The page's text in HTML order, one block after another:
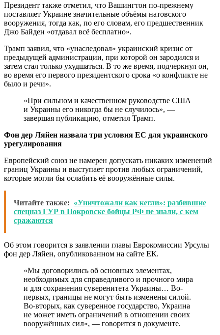
Президент также отметил, что Вашингтон по-прежнему
поставляет Украине значительные объёмы натовского
вооружения, тогда как, по его словам, его предшественник
Джо Байден «отдавал всё бесплатно».
Трамп заявил, что «унаследовал» украинский кризис от
предыдущей администрации, при которой он зародился и
затем стал только ухудшаться. В то же время, подчеркнул он,
во время его первого президентского срока «о конфликте не
было и речи».
«При сильном и качественном руководстве США
и Украины его никогда бы не случилось», —
завершая публикацию, отметил Трамп.
Фон дер Ляйен назвала три условия ЕС для украинского
урегулирования
Европейский союз не намерен допускать никаких изменений
границ Украины и выступает против любых ограничений,
которые могли бы ослабить её вооружённые силы.
Читайте также: «Уничтожали как кегли»: разбившие
спецназ ГУР в Покровске бойцы РФ не знали, с кем
сражаются
Об этом говорится в заявлении главы Еврокомиссии Урсулы
фон дер Ляйен, опубликованном на сайте ЕК.
«Мы договорились об основных элементах,
необходимых для справедливого и прочного мира
и для сохранения суверенитета Украины… Во-
первых, границы не могут быть изменены силой.
Во-вторых, как суверенное государство, Украина
не может иметь ограничений в отношении своих
вооружённых сил», — говорится в документе.